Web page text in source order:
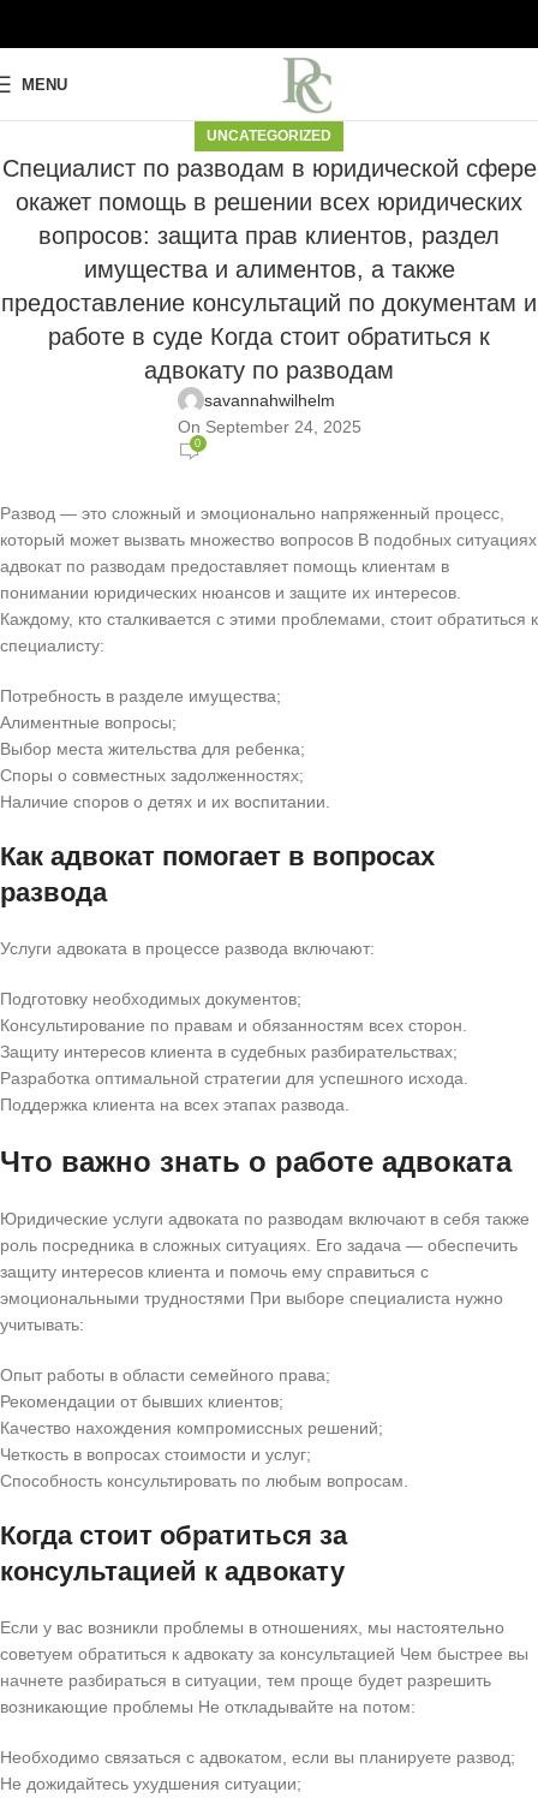
MENU
UNCATEGORIZED
Специалист по разводам в юридической сфере
окажет помощь в решении всех юридических
вопросов: защита прав клиентов, раздел
имущества и алиментов, а также
предоставление консультаций по документам и
работе в суде Когда стоит обратиться к
адвокату по разводам
savannahwilhelm
On September 24, 2025
0
Развод — это сложный и эмоционально напряженный процесс,
который может вызвать множество вопросов В подобных ситуациях
адвокат по разводам предоставляет помощь клиентам в
понимании юридических нюансов и защите их интересов.
Каждому, кто сталкивается с этими проблемами, стоит обратиться к
специалисту:
Потребность в разделе имущества;
Алиментные вопросы;
Выбор места жительства для ребенка;
Споры о совместных задолженностях;
Наличие споров о детях и их воспитании.
Как адвокат помогает в вопросах
развода
Услуги адвоката в процессе развода включают:
Подготовку необходимых документов;
Консультирование по правам и обязанностям всех сторон.
Защиту интересов клиента в судебных разбирательствах;
Разработка оптимальной стратегии для успешного исхода.
Поддержка клиента на всех этапах развода.
Что важно знать о работе адвоката
Юридические услуги адвоката по разводам включают в себя также
роль посредника в сложных ситуациях. Его задача — обеспечить
защиту интересов клиента и помочь ему справиться с
эмоциональными трудностями При выборе специалиста нужно
учитывать:
Опыт работы в области семейного права;
Рекомендации от бывших клиентов;
Качество нахождения компромиссных решений;
Четкость в вопросах стоимости и услуг;
Способность консультировать по любым вопросам.
Когда стоит обратиться за
консультацией к адвокату
Если у вас возникли проблемы в отношениях, мы настоятельно
советуем обратиться к адвокату за консультацией Чем быстрее вы
начнете разбираться в ситуации, тем проще будет разрешить
возникающие проблемы Не откладывайте на потом:
Необходимо связаться с адвокатом, если вы планируете развод;
Не дожидайтесь ухудшения ситуации;